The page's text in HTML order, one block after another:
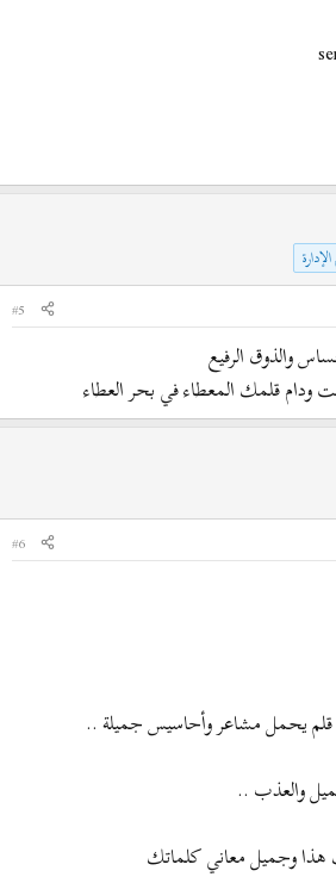
#5
والذوق الرفيع
ودام قلمك المعطاء في بحر العطاء
#6
قلم يحمل مشاعر وأحاسيس جميلة ..
والعذب ..
وجميل معاني كلماتك